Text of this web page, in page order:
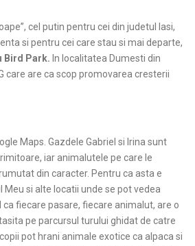
cel putin pentru cei din judetul Iasi,
si pentru cei care stau si mai departe,
Bird Park. In localitatea Dumesti din
care are ca scop promovarea cresterii
Maps. Gazdele Gabriel si Irina sunt
iar animalutele pe care le
din caracter. Pentru ca asta e
si alte locatii unde se pot vedea
fiecare pasare, fiecare animalut, are o
pe parcursul turului ghidat de catre
pot hrani animale exotice ca alpaca si